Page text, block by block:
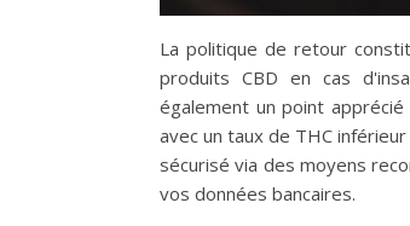
La politique de retour
produits CBD en cas
également un point
avec un taux de THC
sécurisé via des moyens
vos données bancaires.